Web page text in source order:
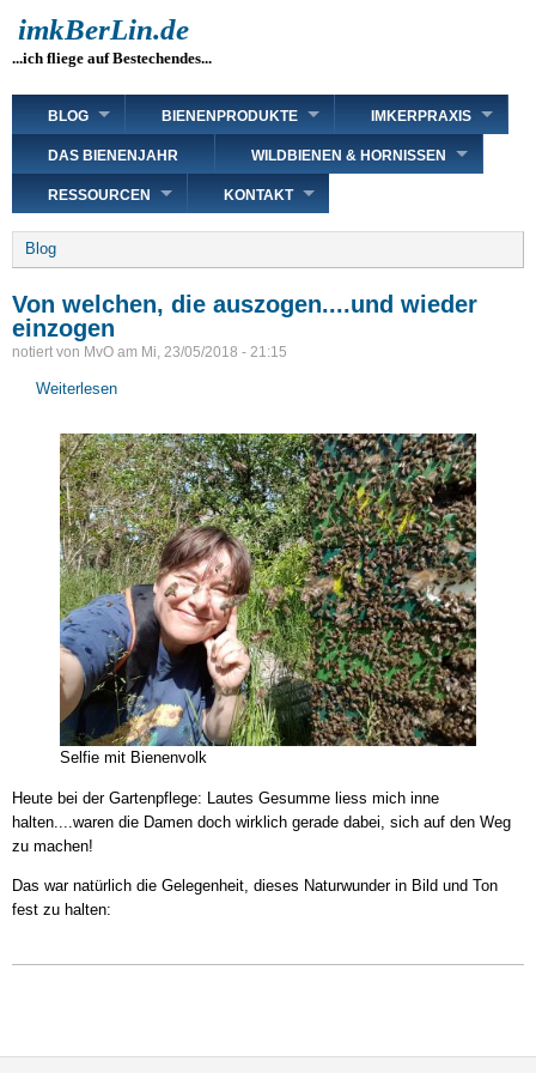
zum
Inhalt
imkBerLin.de
...ich fliege auf Bestechendes...
Main
navigation
BLOG BIENENPRODUKTE IMKERPRAXIS
DAS BIENENJAHR WILDBIENEN & HORNISSEN
RESSOURCEN KONTAKT
Breadcrumb
Blog
Von welchen, die auszogen....und wieder
einzogen
notiert von MvO am Mi, 23/05/2018 - 21:15
Weiterlesen
welchen,
die
auszogen....und
wieder
einzogen
Selfie mit Bienenvolk
Heute bei der Gartenpflege: Lautes Gesumme liess mich inne
halten....waren die Damen doch wirklich gerade dabei, sich auf den Weg
zu machen!
Das war natürlich die Gelegenheit, dieses Naturwunder in Bild und Ton
fest zu halten: